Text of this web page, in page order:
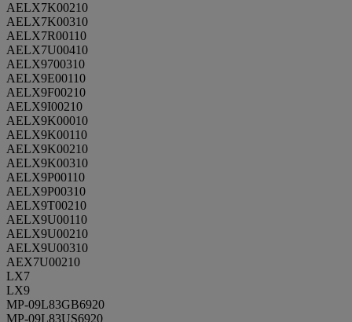
AELX7K00210
AELX7K00310
AELX7R00110
AELX7U00410
AELX9700310
AELX9E00110
AELX9F00210
AELX9I00210
AELX9K00010
AELX9K00110
AELX9K00210
AELX9K00310
AELX9P00110
AELX9P00310
AELX9T00210
AELX9U00110
AELX9U00210
AELX9U00310
AEX7U00210
LX7
LX9
MP-09L83GB6920
MP-09L83US6920